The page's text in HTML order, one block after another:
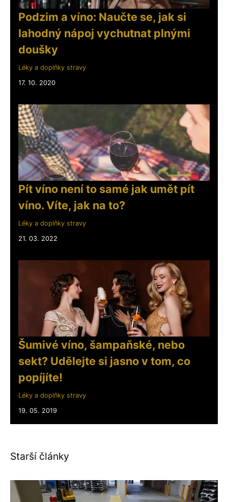
Podzim a víno: Naučte se, jak si
lahodný nápoj vychutnat plnými
doušky
Léky a doplňky stravy
17. 10. 2020
Pít víno není to samé jak umět pít
víno. Víte, jak na to?
Léky a doplňky stravy
21. 03. 2022
Šumivé víno, šampaňské, nebo
sekt? Udělejte si jasno v tom, co
popíjíte!
Léky a doplňky stravy
19. 05. 2019
Starší články